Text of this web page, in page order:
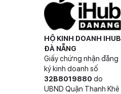
HỘ KINH DOANH IHUB
ĐÀ NẴNG
Giấy chứng nhận đăng
ký kinh doanh số
32B8019880 do
UBND Quận Thanh Khê